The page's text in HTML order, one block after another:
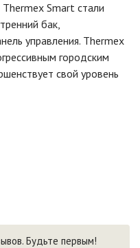
Smart стали
бак,
управления. Thermex
городским
свой уровень
Будьте первым!